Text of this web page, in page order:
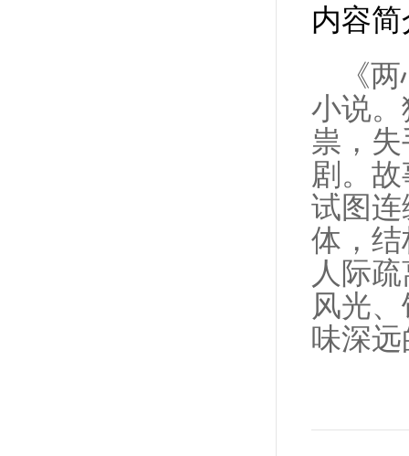
内容简
《
小说
祟，
剧。
试图
体，
人际
风光
味深